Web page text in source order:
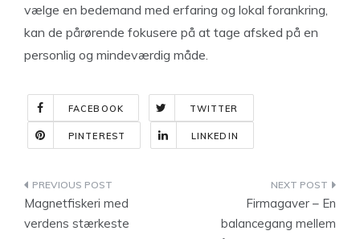
vælge en bedemand med erfaring og lokal forankring,
kan de pårørende fokusere på at tage afsked på en
personlig og mindeværdig måde.
FACEBOOK TWITTER
PINTEREST LINKEDIN
Indlægsnavigation
Magnetfiskeri med
verdens stærkeste
Firmagaver – En
balancegang mellem